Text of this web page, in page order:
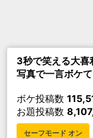
3秒で笑える大喜
写真で一言ボケ
ボケ投稿数
お題投稿数
セーフモード オン